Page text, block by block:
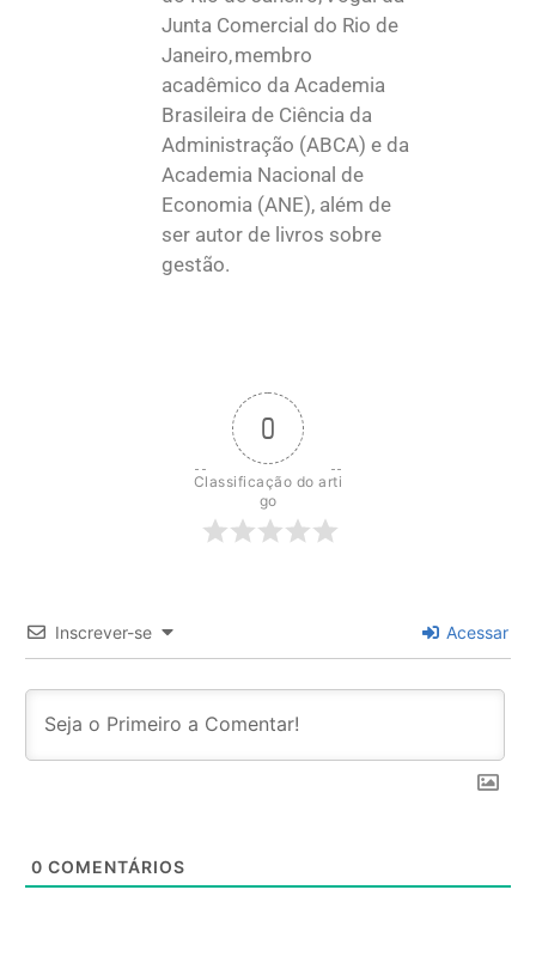
Junta Comercial do Rio de
Janeiro, membro
acadêmico da Academia
Brasileira de Ciência da
Administração (ABCA) e da
Academia Nacional de
Economia (ANE), além de
ser autor de livros sobre
gestão.
0
Classificação do arti
go
Inscrever-se Acessar
0 COMENTÁRIOS